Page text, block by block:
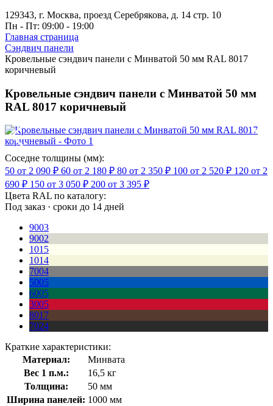
129343, г. Москва, проезд Серебрякова, д. 14 стр. 10
Пн - Пт: 09:00 - 19:00
Главная страница
Сэндвич панели
Кровельные сэндвич панели с Минватой 50 мм RAL 8017
коричневый
Кровельные сэндвич панели с Минватой 50 мм
RAL 8017 коричневый
Соседне толщины (мм):
50 от 2 090 ₽ 60 от 2 180 ₽ 80 от 2 350 ₽ 100 от 2 520 ₽ 120 от 2
690 ₽ 150 от 3 050 ₽ 200 от 3 395 ₽
Цвета RAL по каталогу:
Под заказ · сроки до 14 дней
9003
9002
1015
1014
7004
5005
6005
3005
8017
7024
Краткие характеристики:
Материал:
Минвата
Вес 1 п.м.:
16,5 кг
Толщина:
50 мм
Ширина панелей: 1000 мм